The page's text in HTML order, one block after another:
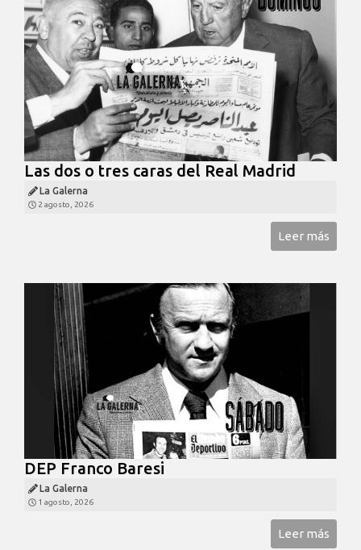
Las dos o tres caras del Real Madrid
La Galerna
2 agosto, 2026
Leer más
DEP Franco Baresi
La Galerna
1 agosto, 2026
Leer más